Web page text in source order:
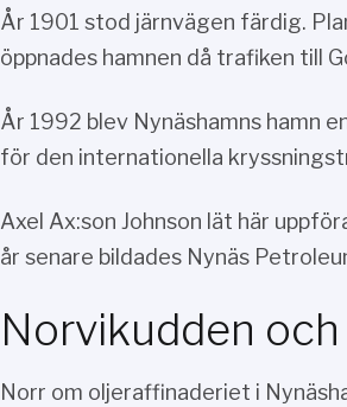
År 1901 stod järnvägen färdig.
öppnades hamnen då trafiken till
År 1992 blev Nynäshamns hamn
för den internationella
Axel Ax:son Johnson lät här
år senare bildades Nynäs
Norvikudden
Norr om oljeraffinaderiet i